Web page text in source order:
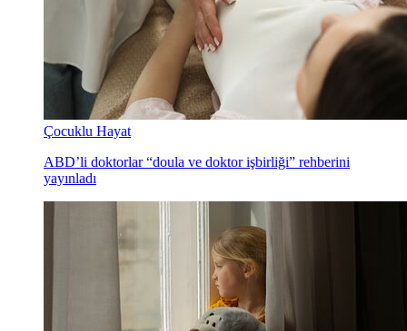
Çocuklu Hayat
ABD’li doktorlar “doula ve doktor işbirliği” rehberini
yayınladı